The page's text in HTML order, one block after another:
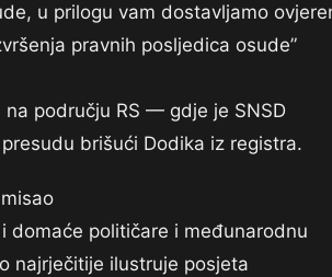
u prilogu vam dostavljamo
pravnih posljedica osude”
području RS — gdje je SNSD
brišući Dodika iz registra.
domaće političare i međunarodnu
najrječitije ilustruje posjeta